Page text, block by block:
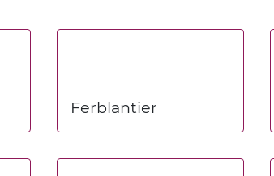
Ferblantier